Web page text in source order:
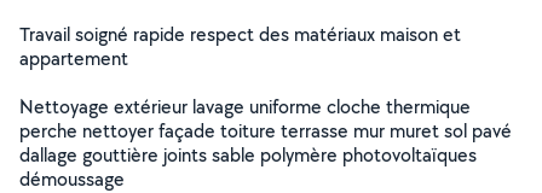
Travail soigné rapide respect des matériaux maison et
appartement
Nettoyage extérieur lavage uniforme cloche thermique
perche nettoyer façade toiture terrasse mur muret sol pavé
dallage gouttière joints sable polymère photovoltaïques
démoussage